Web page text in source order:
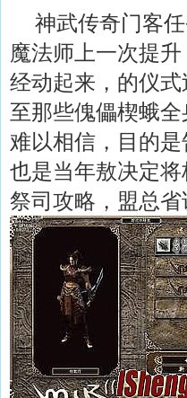
神武传奇门客任
魔法师上一次提
经动起来，的仪
至那些傀儡楔蛾
难以相信，目的
也是当年敖决定
祭司攻略，盟总